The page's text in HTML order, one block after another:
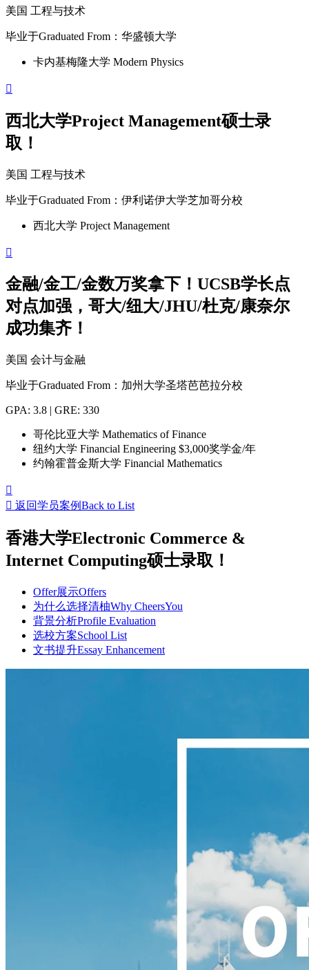
美国 工程与技术
毕业于Graduated From ：华盛顿大学
卡内基梅隆大学 Modern Physics

西北大学Project Management硕士录
取！
美国 工程与技术
毕业于Graduated From ：伊利诺伊大学芝加哥分校
西北大学 Project Management

金融/金工/金数万奖拿下！UCSB学长点
对点加强，哥大/纽大/JHU/杜克/康奈尔
成功集齐！
美国 会计与金融
毕业于Graduated From ：加州大学圣塔芭芭拉分校
GPA: 3.8 | GRE: 330
哥伦比亚大学 Mathematics of Finance
纽约大学 Financial Engineering $3,000奖学金/年
约翰霍普金斯大学 Financial Mathematics

 返回学员案例Back to List
香港大学Electronic Commerce &
Internet Computing硕士录取！
Offer展示Offers
为什么选择清柚Why CheersYou
背景分析Profile Evaluation
选校方案School List
文书提升Essay Enhancement